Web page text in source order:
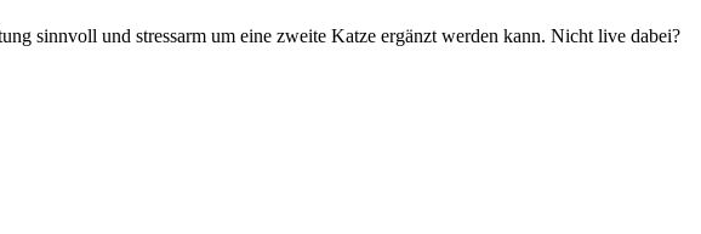
sinnvoll und stressarm um eine zweite Katze ergänzt werden kann. Nicht live dabei?